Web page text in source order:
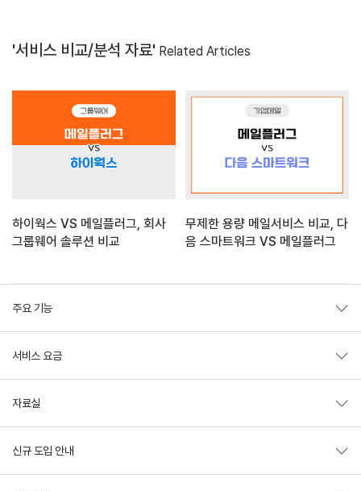
'서비스 비교/분석 자료' Related Articles
하이웍스 VS 메일플러그, 회사
그룹웨어 솔루션 비교
무제한 용량 메일서비스 비교, 다
음 스마트워크 VS 메일플러그
주요 기능
서비스 요금
자료실
신규 도입 안내